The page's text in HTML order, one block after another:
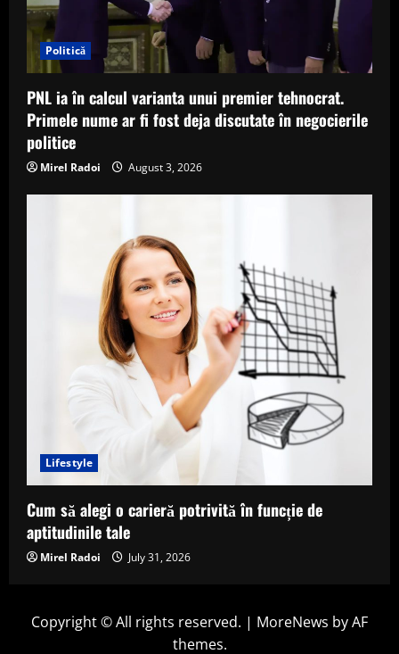
Politică
PNL ia în calcul varianta unui premier tehnocrat.
Primele nume ar fi fost deja discutate în negocierile
politice
Mirel Radoi August 3, 2026
Lifestyle
Cum să alegi o carieră potrivită în funcție de
aptitudinile tale
Mirel Radoi July 31, 2026
Copyright © All rights reserved. | MoreNews by AF
themes.